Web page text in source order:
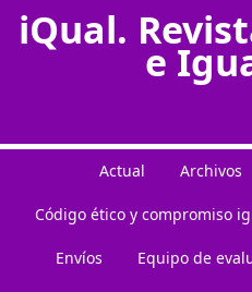
iQual.
e
Actual Archivos
Código ético y compromiso
Envíos Equipo de